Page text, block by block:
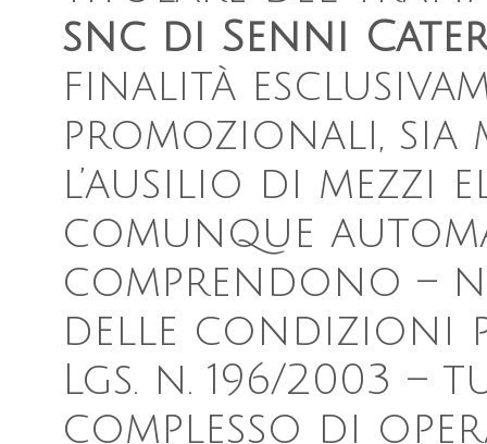
snc di Senni
finalità
promozionali, sia
l’ausilio di mezzi
comunque
comprendono –
delle condizioni
Lgs. n. 196/2003
complesso di